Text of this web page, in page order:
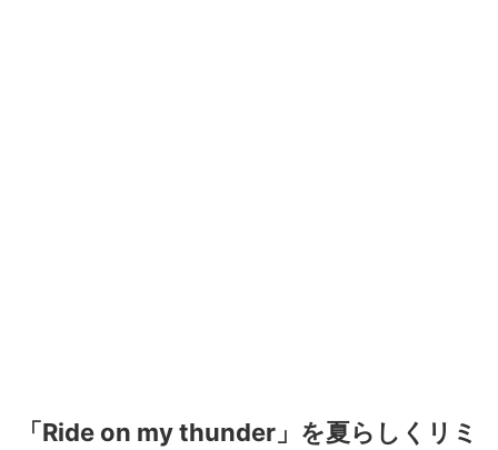
「Ride on my thunder」を夏らしくリミ